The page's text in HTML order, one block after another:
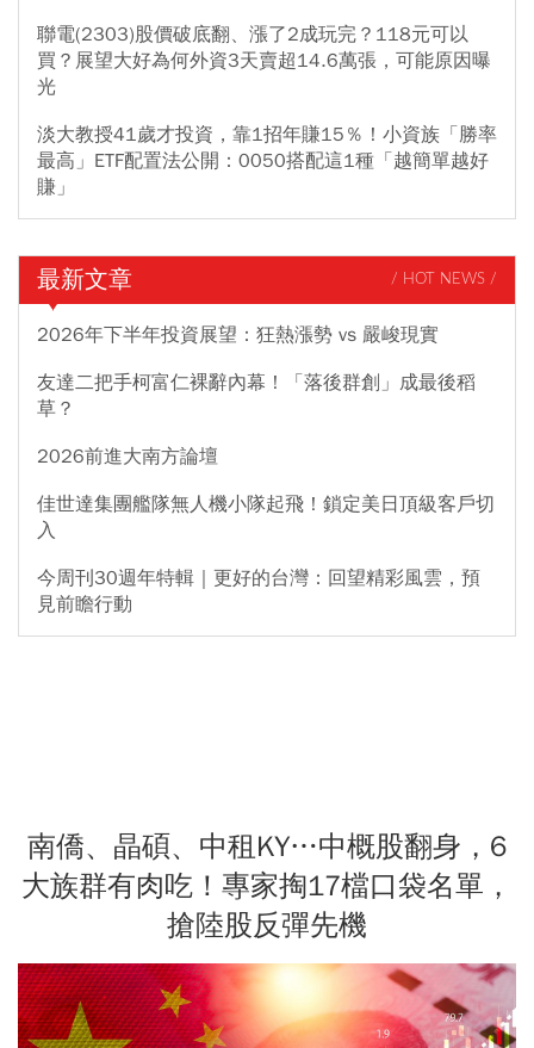
聯電(2303)股價破底翻、漲了2成玩完？118元可以
買？展望大好為何外資3天賣超14.6萬張，可能原因曝
光
淡大教授41歲才投資，靠1招年賺15％！小資族「勝率
最高」ETF配置法公開：0050搭配這1種「越簡單越好
賺」
最新文章 / HOT NEWS /
2026年下半年投資展望：狂熱漲勢 vs 嚴峻現實
友達二把手柯富仁裸辭內幕！「落後群創」成最後稻
草？
2026前進大南方論壇
佳世達集團艦隊無人機小隊起飛！鎖定美日頂級客戶切
入
今周刊30週年特輯｜更好的台灣：回望精彩風雲，預
見前瞻行動
南僑、晶碩、中租KY…中概股翻身，6
大族群有肉吃！專家掏17檔口袋名單，
搶陸股反彈先機